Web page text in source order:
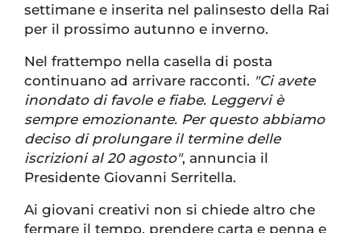
settimane e inserita nel palinsesto della Rai
per il prossimo autunno e inverno.
Nel frattempo nella casella di posta
continuano ad arrivare racconti. "Ci avete
inondato di favole e fiabe. Leggervi è
sempre emozionante. Per questo abbiamo
deciso di prolungare il termine delle
iscrizioni al 20 agosto", annuncia il
Presidente Giovanni Serritella.
Ai giovani creativi non si chiede altro che
fermare il tempo, prendere carta e penna e